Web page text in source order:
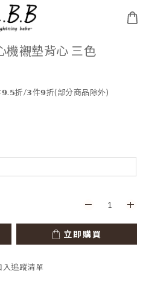
機襯墊背心 三色
折/𝟯件𝟵折(部分商品除外)
立即購買
入追蹤清單